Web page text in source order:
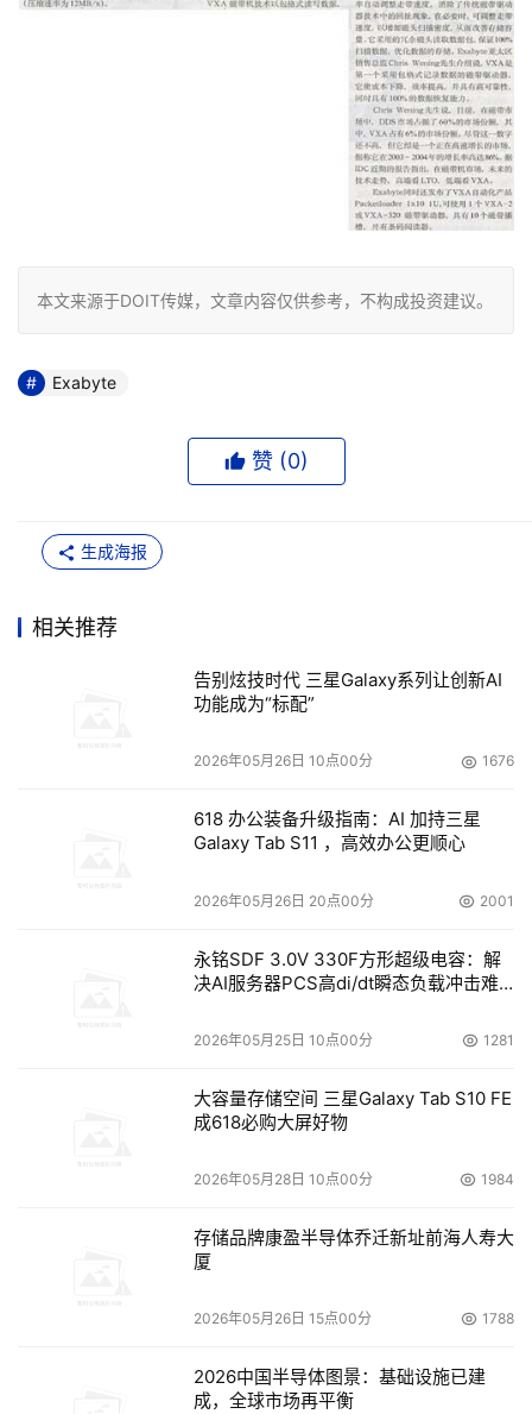
本文来源于DOIT传媒，文章内容仅供参考，不构成投资建议。
Exabyte
赞 (0)
生成海报
相关推荐
告别炫技时代 三星Galaxy系列让创新AI
功能成为“标配”
2026年05月26日 10点00分 1676
618 办公装备升级指南：AI 加持三星
Galaxy Tab S11 ，高效办公更顺心
2026年05月26日 20点00分 2001
永铭SDF 3.0V 330F方形超级电容：解
决AI服务器PCS高di/dt瞬态负载冲击难
2026年05月25日 10点00分 1281
大容量存储空间 三星Galaxy Tab S10 FE
成618必购大屏好物
2026年05月28日 10点00分 1984
存储品牌康盈半导体乔迁新址前海人寿大
厦
2026年05月26日 15点00分 1788
2026中国半导体图景：基础设施已建
成，全球市场再平衡